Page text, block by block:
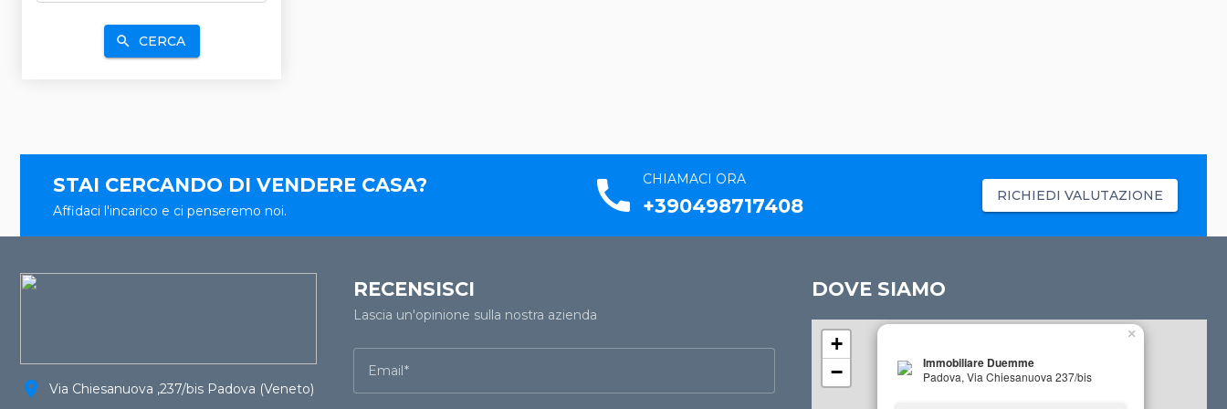
search CERCA
STAI CERCANDO DI VENDERE CASA?
Affidaci l'incarico e ci penseremo noi. call CHIAMACI ORA
+390498717408 RICHIEDI VALUTAZIONE
location_on Via Chiesanuova ,237/bis Padova (Veneto)
RECENSISCI
Lascia un'opinione sulla nostra azienda
Email
DOVE SIAMO
Immobiliare Duemme
Padova, Via Chiesanuova 237/bis
×
+
−